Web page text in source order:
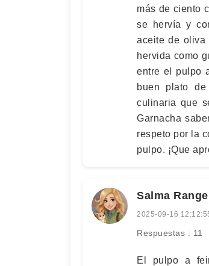
más de ciento
se hervía y
aceite de oliva
hervida como
entre el pulpo
buen plato
culinaria que
Garnacha
respeto por la
pulpo. ¡Que
Salma Rangel
2025-09-16
Respuestas : 11
El pulpo a